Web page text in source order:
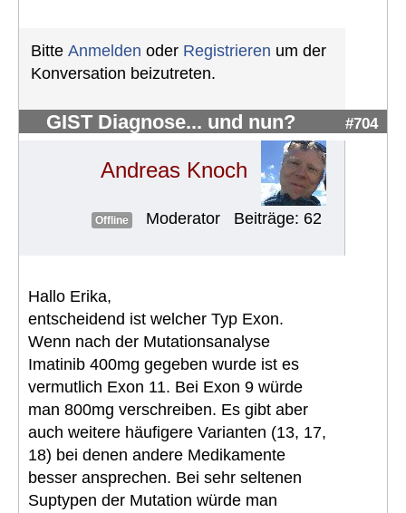
Bitte Anmelden oder Registrieren um der
Konversation beizutreten.
GIST Diagnose... und nun? #704
Andreas Knoch
Offline Moderator Beiträge: 62
Hallo Erika,
entscheidend ist welcher Typ Exon.
Wenn nach der Mutationsanalyse
Imatinib 400mg gegeben wurde ist es
vermutlich Exon 11. Bei Exon 9 würde
man 800mg verschreiben. Es gibt aber
auch weitere häufigere Varianten (13, 17,
18) bei denen andere Medikamente
besser ansprechen. Bei sehr seltenen
Suptypen der Mutation würde man